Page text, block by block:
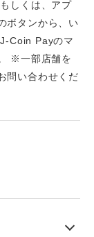
しくは、アプ
ボタンから、い
Coin Payのマ
※一部店舗を
問い合わせくだ